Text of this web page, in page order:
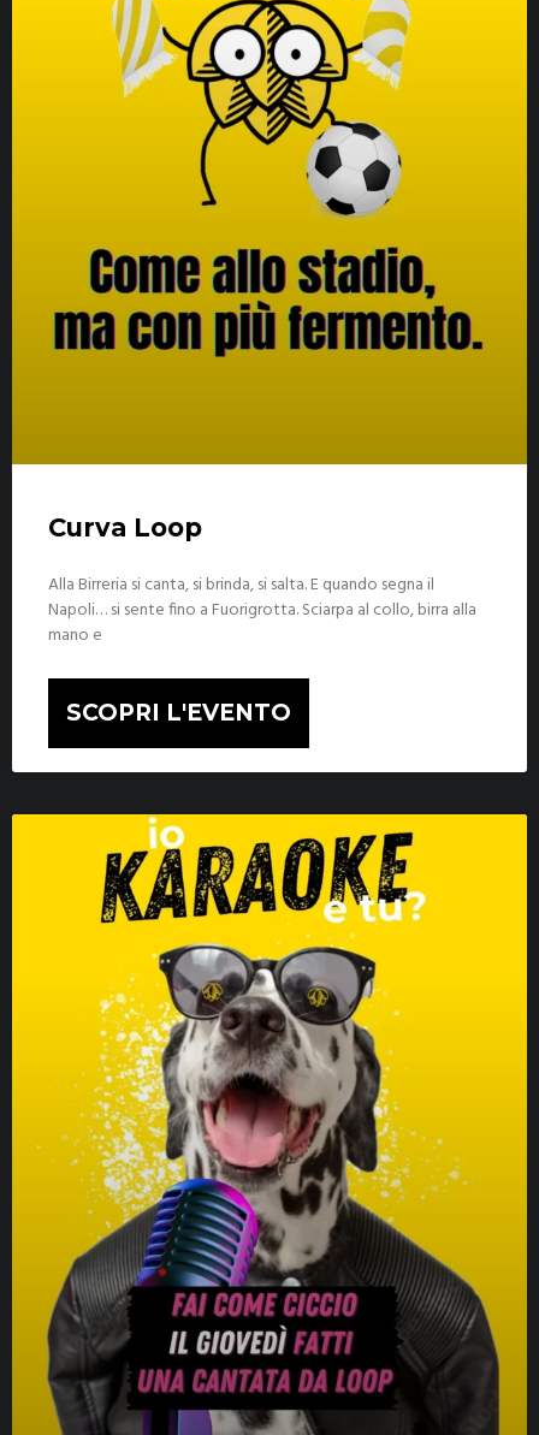
Curva Loop
Alla Birreria si canta, si brinda, si salta. E quando segna il
Napoli… si sente fino a Fuorigrotta. Sciarpa al collo, birra alla
mano e
SCOPRI L'EVENTO